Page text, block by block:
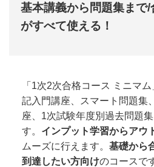
基本講義から問題集まで
がすべて使える！
「1次2次合格コース ミニマ
記入門講座、スマート問題集
座、1次試験年度別過去問題
す。 インプット学習からアウ
ムーズに行えます。 基礎から
到達したい方向けのコースで